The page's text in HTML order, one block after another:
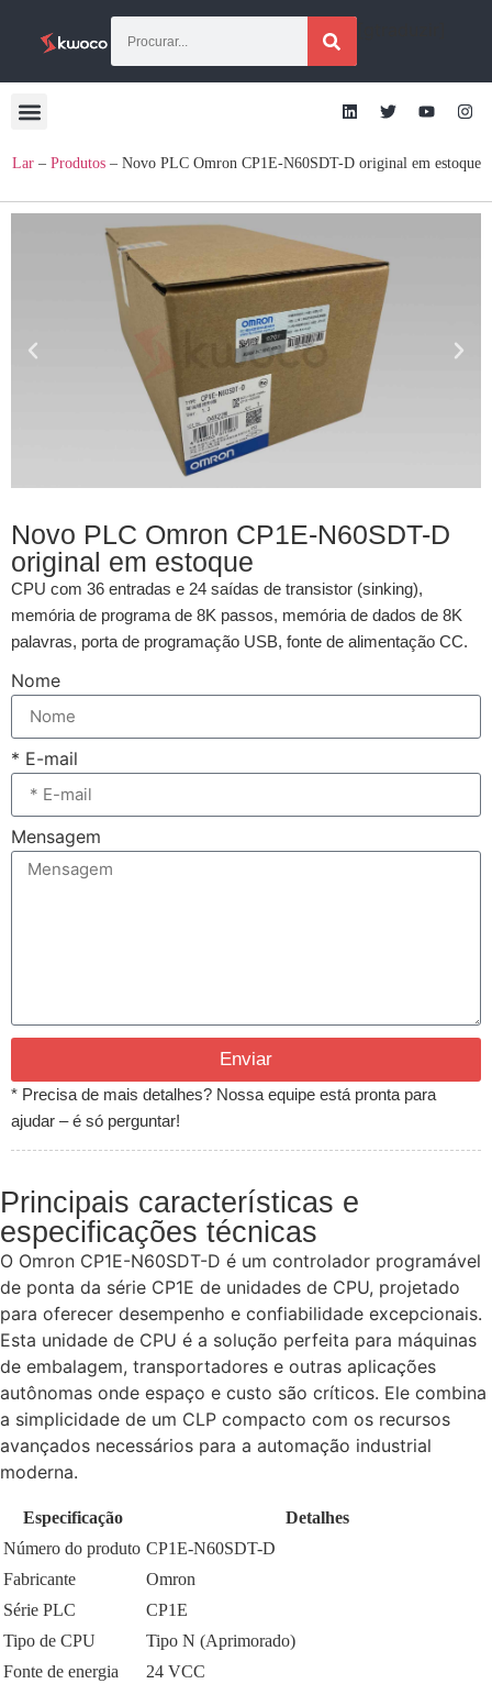
Lar – Produtos – Novo PLC Omron CP1E-N60SDT-D original em estoque
Novo PLC Omron CP1E-N60SDT-D
original em estoque
CPU com 36 entradas e 24 saídas de transistor (sinking),
memória de programa de 8K passos, memória de dados de 8K
palavras, porta de programação USB, fonte de alimentação CC.
Nome
* E-mail
Mensagem
Enviar
* Precisa de mais detalhes? Nossa equipe está pronta para
ajudar – é só perguntar!
Principais características e
especificações técnicas
O Omron CP1E-N60SDT-D é um controlador programável
de ponta da série CP1E de unidades de CPU, projetado
para oferecer desempenho e confiabilidade excepcionais.
Esta unidade de CPU é a solução perfeita para máquinas
de embalagem, transportadores e outras aplicações
autônomas onde espaço e custo são críticos. Ele combina
a simplicidade de um CLP compacto com os recursos
avançados necessários para a automação industrial
moderna.
Especificação
Detalhes
Número do produto CP1E-N60SDT-D
Fabricante
Omron
Série PLC
CP1E
Tipo de CPU
Tipo N (Aprimorado)
Fonte de energia
24 VCC